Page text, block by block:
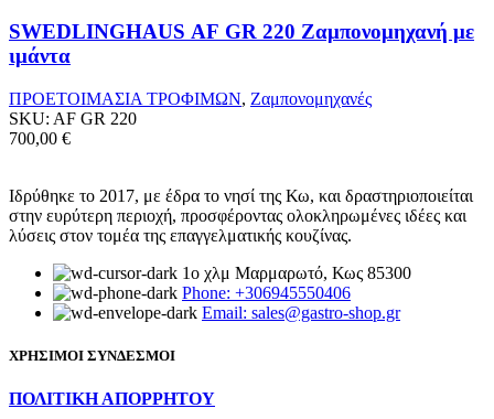
SWEDLINGHAUS AF GR 220 Ζαμπονομηχανή με
ιμάντα
ΠΡΟΕΤΟΙΜΑΣΙΑ ΤΡΟΦΙΜΩΝ, Ζαμπονομηχανές
SKU: AF GR 220
700,00 €
Ιδρύθηκε το 2017, με έδρα το νησί της Κω, και δραστηριοποιείται
στην ευρύτερη περιοχή, προσφέροντας ολοκληρωμένες ιδέες και
λύσεις στον τομέα της επαγγελματικής κουζίνας.
1ο χλμ Μαρμαρωτό, Κως 85300
Phone: +306945550406
Email: sales@gastro-shop.gr
ΧΡΗΣΙΜΟΙ ΣΥΝΔΕΣΜΟΙ
ΠΟΛΙΤΙΚΗ ΑΠΟΡΡΗΤΟΥ